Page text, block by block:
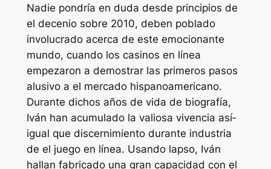
Nadie pondrí­a en duda desde principios de
el decenio sobre 2010, deben poblado
involucrado acerca de este emocionante
mundo, cuando los casinos en línea
empezaron a demostrar las primeros pasos
alusivo a el mercado hispanoamericano.
Durante dichos años de vida de biografía,
Iván han acumulado la valiosa vivencia así­
igual que discernimiento durante industria
de el juego en línea. Usando lapso, Iván
hallan fabricado una gran capacidad con el